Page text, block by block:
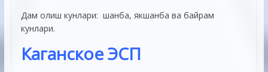
Дам олиш кунлари: шанба, якшанба ва байрам
кунлари.
Каганское ЭСП